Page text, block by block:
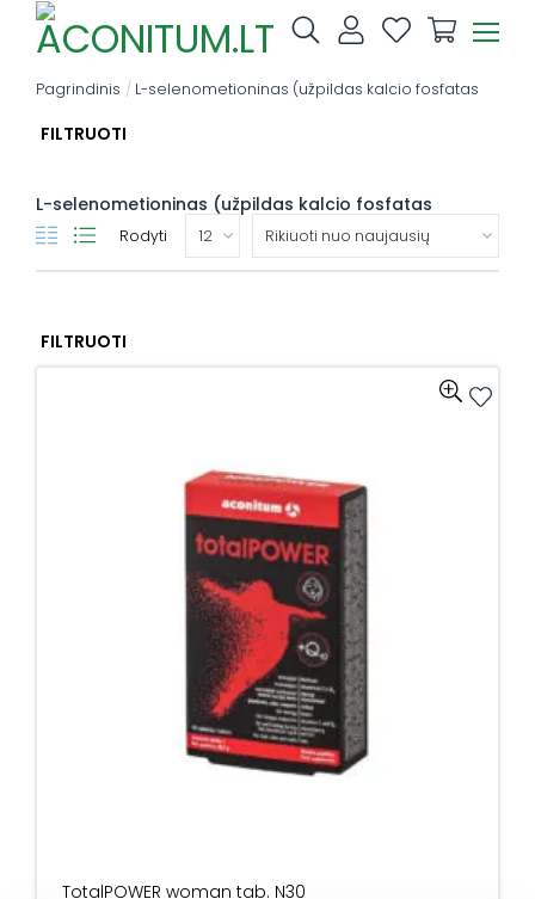
Pagrindinis / L-selenometioninas (užpildas kalcio fosfatas
FILTRUOTI
L-selenometioninas (užpildas kalcio fosfatas
Rodyti
FILTRUOTI
TotalPOWER woman tab. N30